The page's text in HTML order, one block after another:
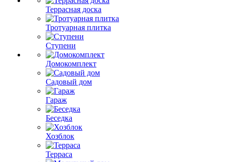
Террасная доска
Тротуарная плитка
Ступени
Домокомплект
Садовый дом
Гараж
Беседка
Хозблок
Терраса